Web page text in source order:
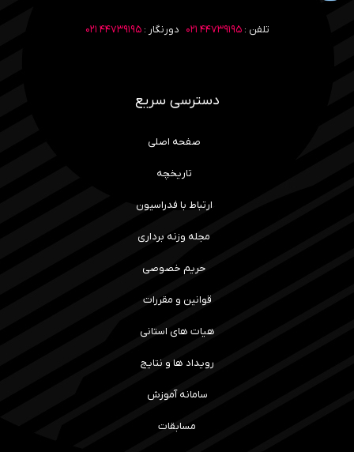
تلفن :۴۴۷۳۹۱۹۵ ۰۲۱ دورنگار :۴۴۷۳۹۱۹۵ ۰۲۱
دسترسی سریع
صفحه اصلی
تاریخچه
ارتباط با فدراسیون
مجله وزنه برداری
حریم خصوصی
قوانین و مقررات
هیات های استانی
رویداد ها و نتایج
سامانه آموزش
مسابقات